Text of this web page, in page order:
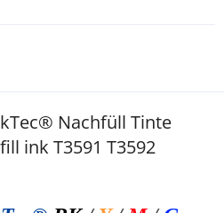
Nachfüll Tinte
ink T3591 T3592